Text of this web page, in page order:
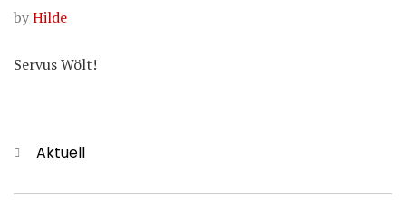
byHilde
Servus Wölt!
Categories
Aktuell